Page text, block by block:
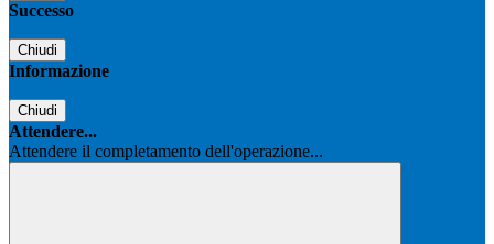
Successo
Chiudi
Informazione
Chiudi
Attendere...
Attendere il completamento dell'operazione...